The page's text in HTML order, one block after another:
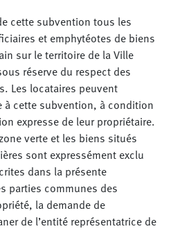
cette subvention tous les
et emphytéotes de biens
sur le territoire de la Ville
réserve du respect des
Les locataires peuvent
à cette subvention, à condition
expresse de leur propriétaire.
verte et les biens situés
sont expressément exclu
dans la présente
parties communes des
la demande de
de l’entité représentatrice de